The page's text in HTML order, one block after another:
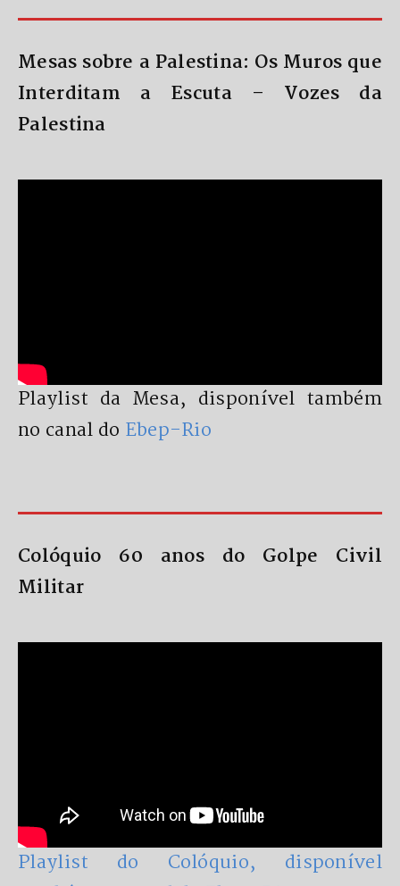
Mesas sobre a Palestina: Os Muros que
Interditam a Escuta – Vozes da
Palestina
Playlist da Mesa, disponível também
no canal do Ebep-Rio
Colóquio 60 anos do Golpe Civil
Militar
Playlist do Colóquio, disponível